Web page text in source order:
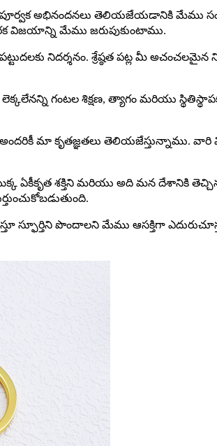
అభినందనలు తెలియజేయడానికి మేము
విజయాన్ని మేము జరుపుకుంటాము.
నిదర్శనం. శ్రేష్ఠత పట్ల మీ అచంచలమైన
గంటల శిక్షణ, త్యాగం మరియు
మా కృతజ్ఞతలు తెలియజేస్తున్నాము.
ఏకీకృత శక్తిని మరియు అది మన దేశానికి తెచ్చిన
పొందాలని మేము ఆసక్తిగా